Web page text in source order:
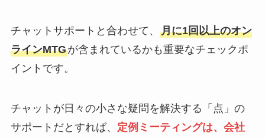
チャットサポートと合わせて、 月に1回以上のオン
ラインMTGが含まれているかも重要なチェックポ
イントです。
チャットが日々の小さな疑問を解決する「点」の
サポートだとすれば、 定例ミーティングは、会社